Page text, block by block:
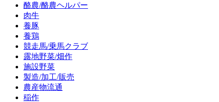
酪農/酪農ヘルパー
肉牛
養豚
養鶏
競走馬/乗馬クラブ
露地野菜/畑作
施設野菜
製造/加工/販売
農産物流通
稲作